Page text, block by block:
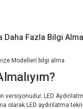
Daha Fazla Bilgi
versiyonudur. LED
olarak LED aydınlatma